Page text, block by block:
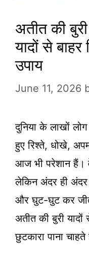
अतीत की
यादों से
उपाय
June 11, 2026
दुनिया के लाखों
हुए रिश्ते, धोखे,
आज भी परेशान हैं।
लेकिन अंदर ही अंदर
और घुट-घुट कर
अतीत की बुरी
छुटकारा पाना